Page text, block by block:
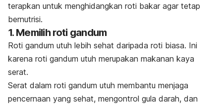
terapkan untuk menghidangkan roti bakar agar tetap
bernutrisi.
1. Memilih roti gandum
Roti gandum utuh lebih sehat daripada roti biasa. Ini
karena roti gandum utuh merupakan makanan kaya
serat.
Serat dalam roti gandum utuh membantu menjaga
pencernaan yang sehat, mengontrol gula darah, dan